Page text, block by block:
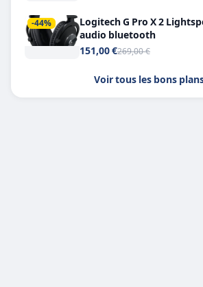
-44%
Logitech G Pro X 2
audio bluetooth
151,00 €269,00 €
Voir tous les bons